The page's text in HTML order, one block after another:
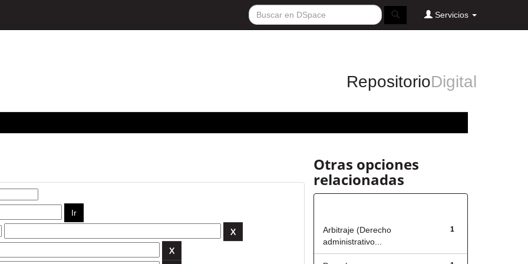
Servicios
RepositorioDigital
Otras opciones
relacionadas
1
Arbitraje (Derecho
administrativo...